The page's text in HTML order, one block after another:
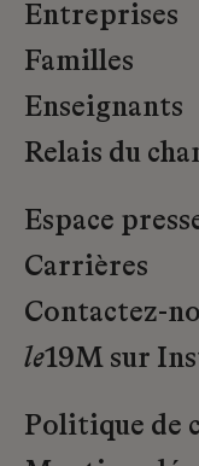
Entreprises
Familles
Enseignants
Relais du
Espace
Carrières
Contactez-
le19M sur
Politique de